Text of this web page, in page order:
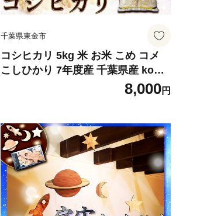
千葉県東金市
コシヒカリ 5kg 米 お米 こめ コメ
こしひかり 7年度産 千葉県産 kome
okome 精米 白米 ご飯 ごはん 米 ご
はん 備蓄米 国産 炊飯 ※ ブランド
香り リピート 冷めても美味しい ko
sihikari 農家直送 数量限定 産地直
送 前嶋商店 千葉県 東金
8,000円